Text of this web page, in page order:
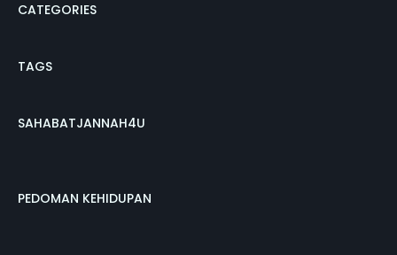
CATEGORIES
TAGS
SAHABATJANNAH4U
PEDOMAN KEHIDUPAN